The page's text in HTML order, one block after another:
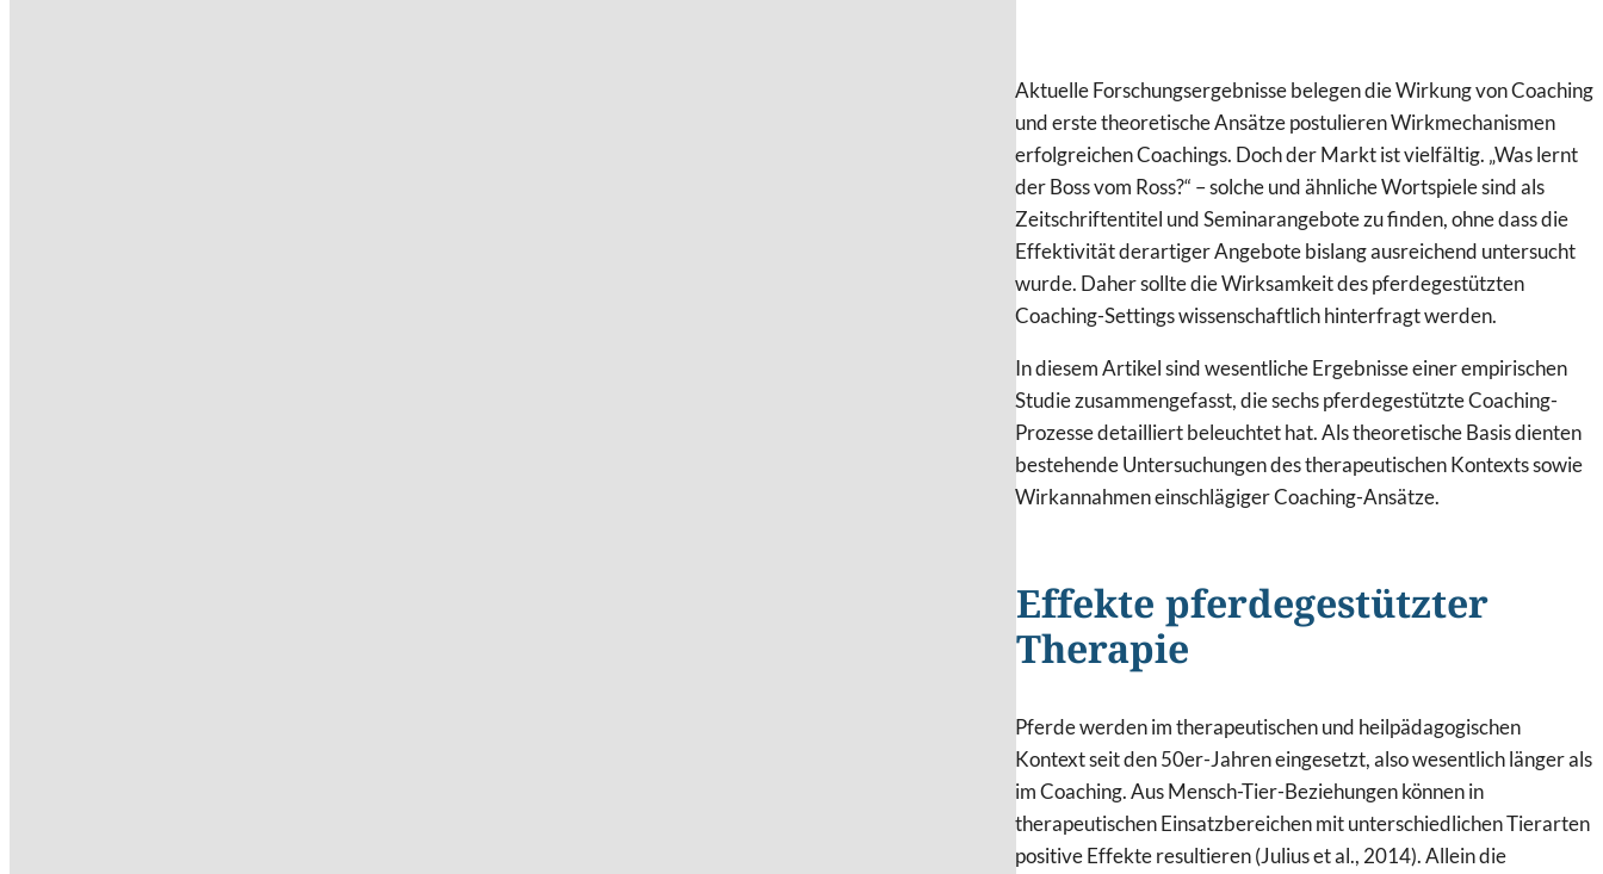
Aktuelle Forschungsergebnisse belegen die Wirkung von Coaching
und erste theoretische Ansätze postulieren Wirkmechanismen
erfolgreichen Coachings. Doch der Markt ist vielfältig. „Was lernt
der Boss vom Ross?“ – solche und ähnliche Wortspiele sind als
Zeitschriftentitel und Seminarangebote zu finden, ohne dass die
Effektivität derartiger Angebote bislang ausreichend untersucht
wurde. Daher sollte die Wirksamkeit des pferdegestützten
Coaching-Settings wissenschaftlich hinterfragt werden.
In diesem Artikel sind wesentliche Ergebnisse einer empirischen
Studie zusammengefasst, die sechs pferdegestützte Coaching-
Prozesse detailliert beleuchtet hat. Als theoretische Basis dienten
bestehende Untersuchungen des therapeutischen Kontexts sowie
Wirkannahmen einschlägiger Coaching-Ansätze.
Effekte pferdegestützter
Therapie
Pferde werden im therapeutischen und heilpädagogischen
Kontext seit den 50er-Jahren eingesetzt, also wesentlich länger als
im Coaching. Aus Mensch-Tier-Beziehungen können in
therapeutischen Einsatzbereichen mit unterschiedlichen Tierarten
positive Effekte resultieren (Julius et al., 2014). Allein die